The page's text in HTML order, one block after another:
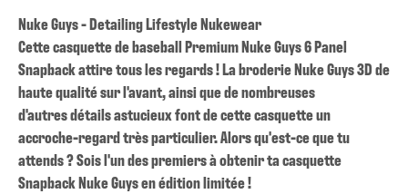
Nuke Guys - Detailing Lifestyle Nukewear
Cette casquette de baseball Premium Nuke Guys 6 Panel
Snapback attire tous les regards ! La broderie Nuke Guys 3D de
haute qualité sur l'avant, ainsi que de nombreuses
d'autres détails astucieux font de cette casquette un
accroche-regard très particulier. Alors qu'est-ce que tu
attends ? Sois l'un des premiers à obtenir ta casquette
Snapback Nuke Guys en édition limitée !